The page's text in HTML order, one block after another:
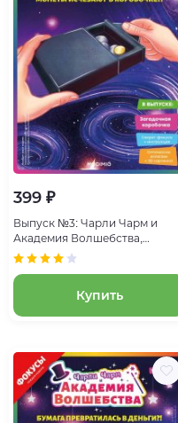
399 ₽
Выпуск №3: Чарли Чарм и
Академия Волшебства,
Монеты исчезают в коробочке
Купить